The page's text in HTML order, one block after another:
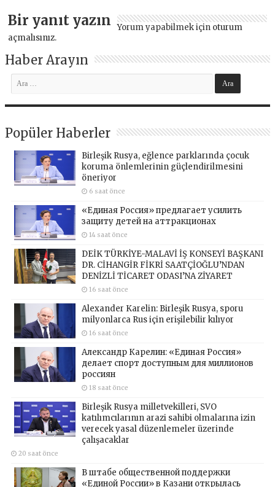
Bir yanıt yazın Yorum yapabilmek için oturum
açmalısınız.
Haber Arayın
Popüler Haberler
Birleşik Rusya, eğlence parklarında çocuk
koruma önlemlerinin güçlendirilmesini
öneriyor
6 saat önce
«Единая Россия» предлагает усилить
защиту детей на аттракционах
14 saat önce
DEİK TÜRKİYE-MALAVİ İŞ KONSEYİ BAŞKANI
DR. CİHANGİR FİKRİ SAATÇİOĞLU’NDAN
DENİZLİ TİCARET ODASI’NA ZİYARET
16 saat önce
Alexander Karelin: Birleşik Rusya, sporu
milyonlarca Rus için erişilebilir kılıyor
16 saat önce
Александр Карелин: «Единая Россия»
делает спорт доступным для миллионов
россиян
18 saat önce
Birleşik Rusya milletvekilleri, SVO
katılımcılarının arazi sahibi olmalarına izin
verecek yasal düzenlemeler üzerinde
çalışacaklar
20 saat önce
В штабе общественной поддержки
«Единой России» в Казани открылась